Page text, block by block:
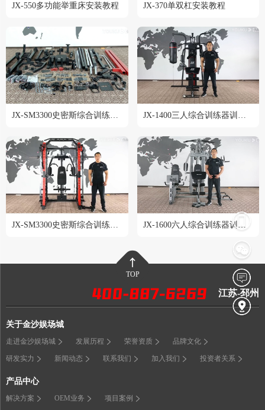
JX-550多功能举重床安装教程 JX-370单双杠安装教程
TOP
江苏-邳州
关于金沙娱场城
走进金沙娱场城 发展历程 荣誉资质 品牌文化
研发实力 新闻动态 联系我们 加入我们 投资者关系
产品中心
解决方案 OEM业务 项目案例